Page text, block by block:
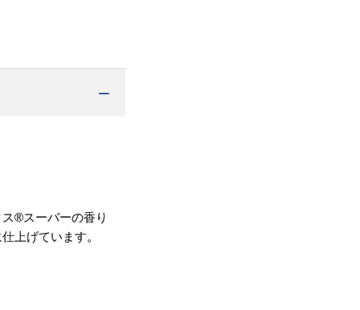
®スーパーの香り
上げています。